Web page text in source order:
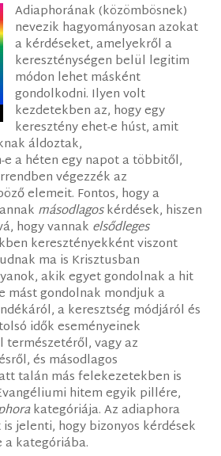
Adiaphorának (közömbösnek)
nevezik hagyományosan azokat
a kérdéseket, amelyekről a
kereszténységen belül legitim
módon lehet másként
gondolkodni. Ilyen volt
kezdetekben az, hogy egy
keresztény ehet-e húst, amit
áldoztak,
a héten egy napot a többitől,
végezzék az
elemeit. Fontos, hogy a
másodlagoskérdések, hiszen
hogy vannak elsődleges
keresztényekként viszont
ma is Krisztusban
akik egyet gondolnak a hit
mást gondolnak mondjuk a
a keresztség módjáról és
idők eseményeinek
természetéről, vagy az
és másodlagos
talán más felekezetekben is
hitem egyik pillére,
kategóriája. Az adiaphora
jelenti, hogy bizonyos kérdések
kategóriába.